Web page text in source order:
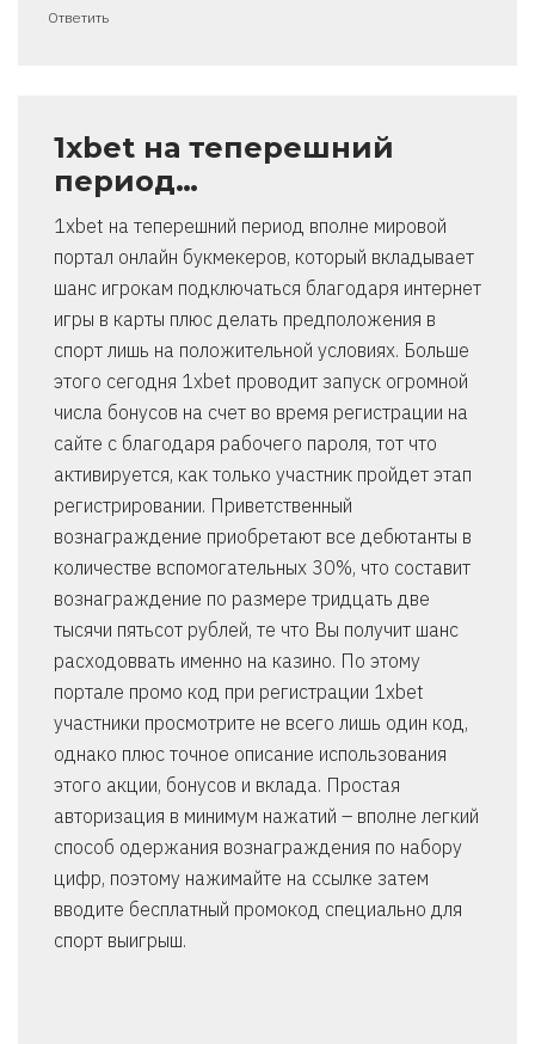
Ответить
1xbet на теперешний
период…
1xbet на теперешний период вполне мировой
портал онлайн букмекеров, который вкладывает
шанс игрокам подключаться благодаря интернет
игры в карты плюс делать предположения в
спорт лишь на положительной условиях. Больше
этого сегодня 1xbet проводит запуск огромной
числа бонусов на счет во время регистрации на
сайте с благодаря рабочего пароля, тот что
активируется, как только участник пройдет этап
регистрировании. Приветственный
вознаграждение приобретают все дебютанты в
количестве вспомогательных 30%, что составит
вознаграждение по размере тридцать две
тысячи пятьсот рублей, те что Вы получит шанс
расходоввать именно на казино. По этому
портале промо код при регистрации 1xbet
участники просмотрите не всего лишь один код,
однако плюс точное описание использования
этого акции, бонусов и вклада. Простая
авторизация в минимум нажатий – вполне легкий
способ одержания вознаграждения по набору
цифр, поэтому нажимайте на ссылке затем
вводите бесплатный промокод специально для
спорт выигрыш.